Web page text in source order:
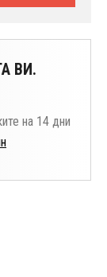
ВИ.
на 14 дни